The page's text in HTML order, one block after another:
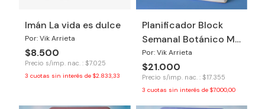
Imán La vida es dulce
Por: Vik Arrieta
$8.500
Precio s/imp. nac. : $7.025
3 cuotas sin interés de $2.833,33
Planificador Block
Semanal Botánico Mi
Propio Jardín
Por: Vik Arrieta
$21.000
Precio s/imp. nac. : $17.355
3 cuotas sin interés de $7.000,00